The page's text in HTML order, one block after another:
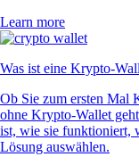
Learn more
Was ist eine Krypto-
Ob Sie zum ersten Mal
ohne Krypto-Wallet
ist, wie sie funktioniert,
Lösung auswählen.